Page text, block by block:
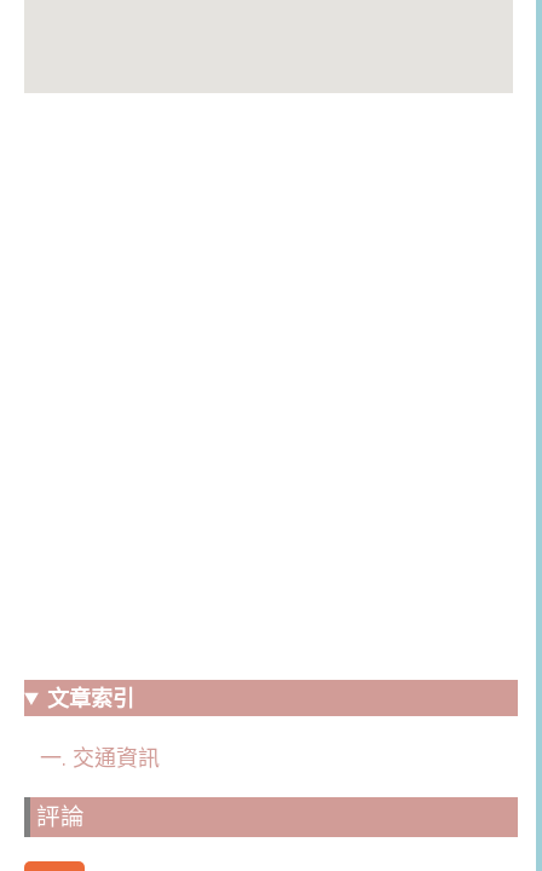
文章索引
交通資訊
評論